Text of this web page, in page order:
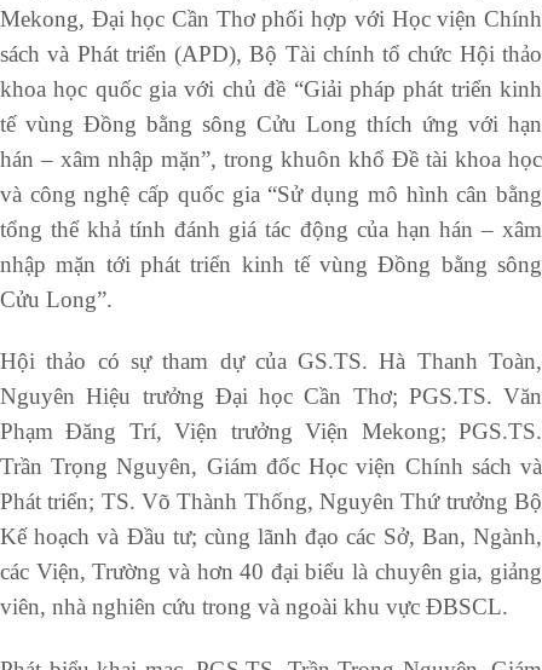
Mekong, Đại học Cần Thơ phối hợp với Học viện Chính
sách và Phát triển (APD), Bộ Tài chính tổ chức Hội thảo
khoa học quốc gia với chủ đề “Giải pháp phát triển kinh
tế vùng Đồng bằng sông Cửu Long thích ứng với hạn
hán – xâm nhập mặn”, trong khuôn khổ Đề tài khoa học
và công nghệ cấp quốc gia “Sử dụng mô hình cân bằng
tổng thể khả tính đánh giá tác động của hạn hán – xâm
nhập mặn tới phát triển kinh tế vùng Đồng bằng sông
Cửu Long”.
Hội thảo có sự tham dự của GS.TS. Hà Thanh Toàn,
Nguyên Hiệu trưởng Đại học Cần Thơ; PGS.TS. Văn
Phạm Đăng Trí, Viện trưởng Viện Mekong; PGS.TS.
Trần Trọng Nguyên, Giám đốc Học viện Chính sách và
Phát triển; TS. Võ Thành Thống, Nguyên Thứ trưởng Bộ
Kế hoạch và Đầu tư; cùng lãnh đạo các Sở, Ban, Ngành,
các Viện, Trường và hơn 40 đại biểu là chuyên gia, giảng
viên, nhà nghiên cứu trong và ngoài khu vực ĐBSCL.